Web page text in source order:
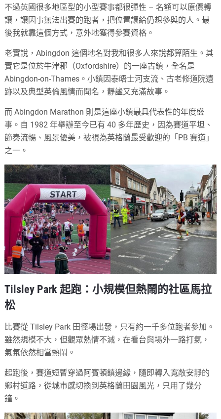
不過英國很多地區型的小型賽事都很彈性 – 名額可以原價轉
讓，讓因事無法出賽的跑者，把位置讓給仍想參與的人。最
後我就靠這個方式，意外地獲得參賽資格。
老實說，Abingdon 這個地名對我和很多人來說都算陌生。其
實它是位於牛津郡（Oxfordshire）的一座古鎮，全名是
Abingdon-on-Thames。小鎮因泰晤士河支流、古老修道院遺
跡以及典型英倫風情而聞名，靜謐又充滿故事。
而 Abingdon Marathon 則是這座小鎮最具代表性的年度盛
事。自 1982 年舉辦至今已有 40 多年歷史，因為賽道平坦、
節奏流暢、風景優美，被視為英格蘭最受歡迎的「PB 賽道」
之一。
Tilsley Park 起跑：小規模但熱鬧的社區馬拉
松
比賽從 Tilsley Park 田徑場出發，只有約一千多位跑者參加。
雖然規模不大，但觀眾熱情不減，在看台與場外一路打氣，
氣氛依然相當熱鬧。
起跑後，賽道短暫穿過阿賓頓鎮邊緣，隨即轉入寬敞安靜的
鄉村道路，從城市感切換到英格蘭田園風光，只用了幾分
鐘。